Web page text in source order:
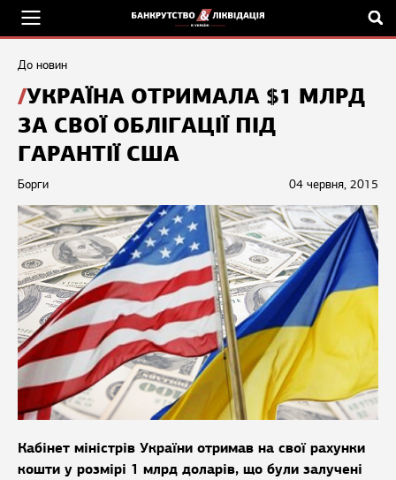
До новин
УКРАЇНА ОТРИМАЛА $1 МЛРД
ЗА СВОЇ ОБЛІГАЦІЇ ПІД
ГАРАНТІЇ США
04 червня, 2015
Борги
Кабінет міністрів України отримав на свої рахунки
кошти у розмірі 1 млрд доларів, що були залучені